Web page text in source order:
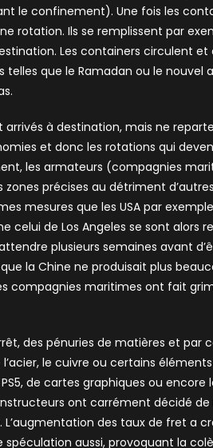
le confinement). Une fois les
rotation. Ils se remplissent par
Les containers circulent
que le Ramadan ou le nouvel
à destination, mais ne
et donc les rotations qui
les armateurs (compagnies
précises au détriment
mesures que les USA par
celui de Los Angeles se sont alors
plusieurs semaines avant
la Chine ne produisait plus
compagnies maritimes ont fait
des pénuries de matières et
le cuivre ou certains
de cartes graphiques ou encore
ont carrément décidé de
L’augmentation des taux de fret a
aussi, provoquant la